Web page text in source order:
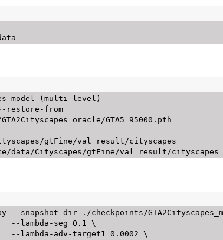
model (multi-level)
restore-from
GTA5_95000.pth
gtFine/val result/cityscapes
--snapshot-dir ./checkpoints/